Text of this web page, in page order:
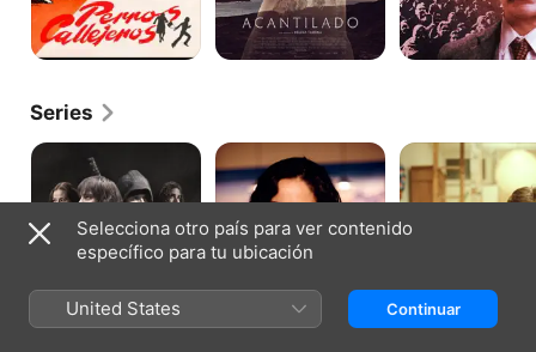
Series
Águila
La
verdad
de
Anillos
de
oro
Selecciona otro país para ver contenido
específico para tu ubicación
United States Continuar